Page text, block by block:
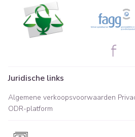
Juridische links
Algemene verkoopsvoorwaarden
ODR-platform